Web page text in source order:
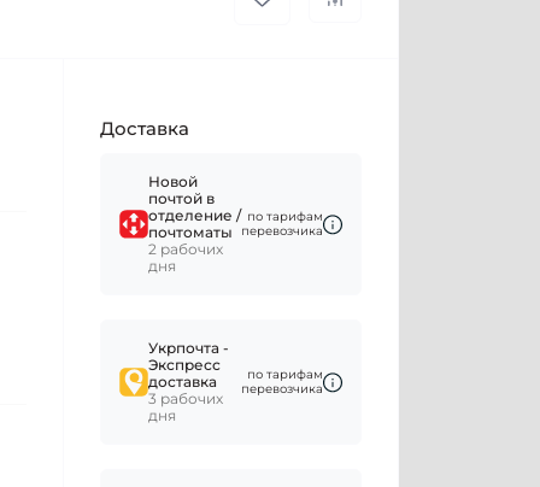
Доставка
Новой
почтой в
отделение /
почтоматы
2 рабочих
дня
по тарифам
перевозчика
Укрпочта -
Экспресс
доставка
3 рабочих
дня
по тарифам
перевозчика